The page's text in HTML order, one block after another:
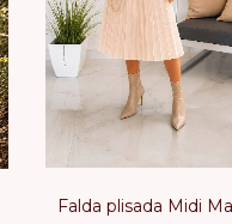
Falda plisada Midi